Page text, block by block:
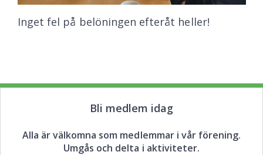
Inget fel på belöningen efteråt heller!
Bli medlem idag
Alla är välkomna som medlemmar i vår förening.
Umgås och delta i aktiviteter.